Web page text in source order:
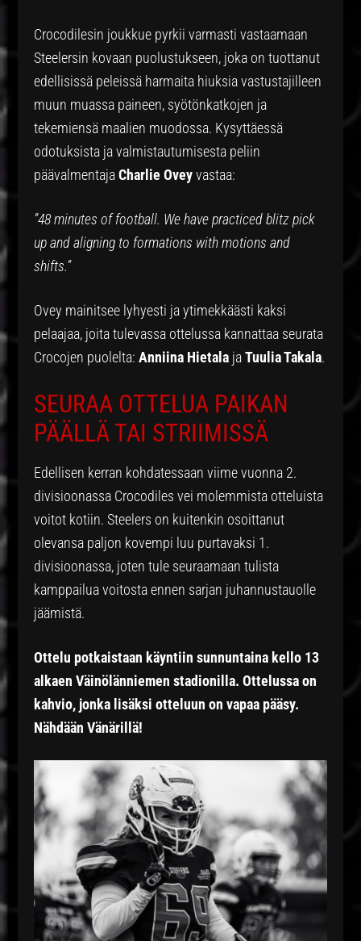
Crocodilesin joukkue pyrkii varmasti vastaamaan
Steelersin kovaan puolustukseen, joka on tuottanut
edellisissä peleissä harmaita hiuksia vastustajilleen
muun muassa paineen, syötönkatkojen ja
tekemiensä maalien muodossa. Kysyttäessä
odotuksista ja valmistautumisesta peliin
päävalmentajaCharlie Oveyvastaa:
”48 minutes of football. We have practiced blitz pick
up and aligning to formations with motions and
shifts.”
Ovey mainitsee lyhyesti ja ytimekkäästi kaksi
pelaajaa, joita tulevassa ottelussa kannattaa seurata
Crocojen puolelta:Anniina Hietala jaTuulia Takala.
SEURAA OTTELUA PAIKAN
PÄÄLLÄ TAI STRIIMISSÄ
Edellisen kerran kohdatessaan viime vuonna 2.
divisioonassa Crocodiles vei molemmista otteluista
voitot kotiin. Steelers on kuitenkin osoittanut
olevansa paljon kovempi luu purtavaksi 1.
divisioonassa, joten tule seuraamaan tulista
kamppailua voitosta ennen sarjan juhannustauolle
jäämistä.
Ottelu potkaistaan käyntiin sunnuntaina kello 13
alkaen Väinölänniemen stadionilla. Ottelussa on
kahvio, jonka lisäksi otteluun on vapaa pääsy.
Nähdään Vänärillä!